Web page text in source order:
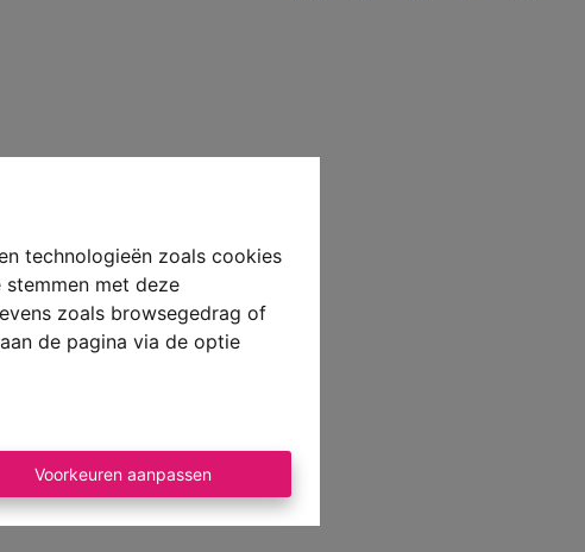
technologieën zoals cookies
met deze
zoals browsegedrag of
de pagina via de optie
Voorkeuren aanpassen